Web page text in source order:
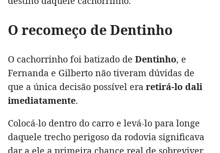
O recomeço de Dentinho
O cachorrinho foi batizado de Dentinho, e
Fernanda e Gilberto não tiveram dúvidas de
que a única decisão possível era retirá-lo dali
imediatamente.
Colocá-lo dentro do carro e levá-lo para longe
daquele trecho perigoso da rodovia significava
dar a ele a primeira chance real de sobreviver.